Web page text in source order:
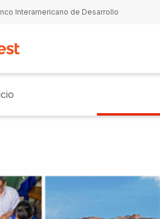
Interamericano de Desarrollo